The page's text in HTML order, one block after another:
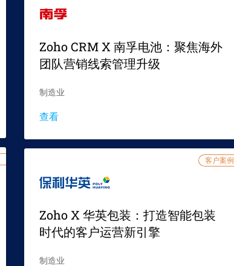
Zoho CRM X 南孚电池：聚焦海外
团队营销线索管理升级
制造业
查看
客户案例
Zoho X 华英包装：打造智能包装
时代的客户运营新引擎
制造业